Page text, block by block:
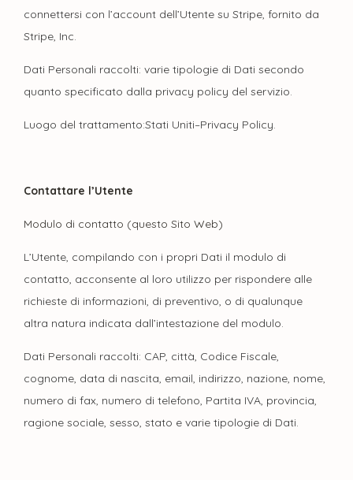
connettersi con l’account dell’Utente su Stripe, fornito da
Stripe, Inc.
Dati Personali raccolti: varie tipologie di Dati secondo
quanto specificato dalla privacy policy del servizio.
Luogo del trattamento:Stati Uniti–Privacy Policy.
Contattare l’Utente
Modulo di contatto (questo Sito Web)
L’Utente, compilando con i propri Dati il modulo di
contatto, acconsente al loro utilizzo per rispondere alle
richieste di informazioni, di preventivo, o di qualunque
altra natura indicata dall’intestazione del modulo.
Dati Personali raccolti: CAP, città, Codice Fiscale,
cognome, data di nascita, email, indirizzo, nazione, nome,
numero di fax, numero di telefono, Partita IVA, provincia,
ragione sociale, sesso, stato e varie tipologie di Dati.